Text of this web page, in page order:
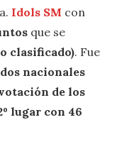
Idols SM con
que se
clasificado). Fue
nacionales
de los
lugar con 46